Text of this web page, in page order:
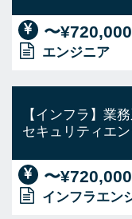
〜¥720,000
エンジニア
【インフラ】業
セキュリティエ
〜¥720,000
インフラエン